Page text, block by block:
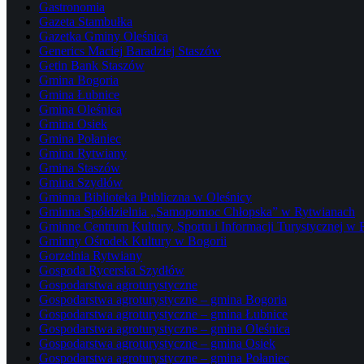
Gastronomia
Gazeta Stambułka
Gazetka Gminy Oleśnica
Generics Maciej Baradziej Staszów
Getin Bank Staszów
Gmina Bogoria
Gmina Łubnice
Gmina Oleśnica
Gmina Osiek
Gmina Połaniec
Gmina Rytwiany
Gmina Staszów
Gmina Szydłów
Gminna Biblioteka Publiczna w Oleśnicy
Gminna Spółdzielnia „Samopomoc Chłopska” w Rytwianach
Gminne Centrum Kultury, Sportu i Informacji Turystycznej w
Gminny Ośrodek Kultury w Bogorii
Gorzelnia Rytwiany
Gospoda Rycerska Szydłów
Gospodarstwa agroturystyczne
Gospodarstwa agroturystyczne – gmina Bogoria
Gospodarstwa agroturystyczne – gmina Łubnice
Gospodarstwa agroturystyczne – gmina Oleśnica
Gospodarstwa agroturystyczne – gmina Osiek
Gospodarstwa agroturystyczne – gmina Połaniec